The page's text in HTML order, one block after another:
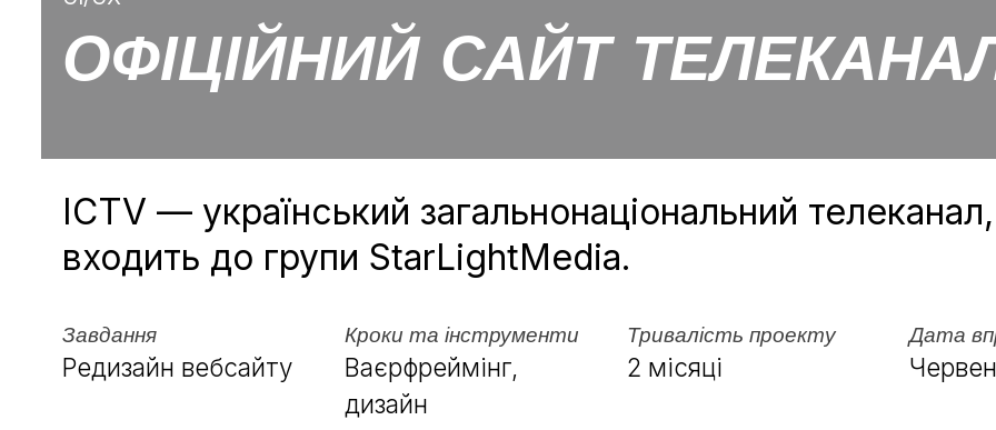
ОФІЦІЙНИЙ САЙТ
ICTV — український загальнонаціональний
входить до групи StarLightMedia.
Завдання
Редизайн вебсайту
Кроки та інструменти
Ваєрфреймінг,
дизайн
Тривалість проекту
2 місяці
Дата